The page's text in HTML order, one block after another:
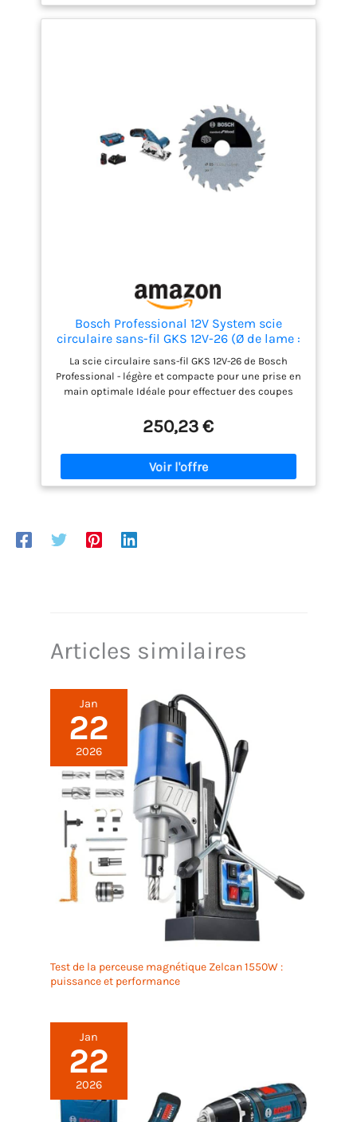
12V-26, adaptateur d’aspiration, clé six pans mâle, 1
Bosch Professional 12V System scie
circulaire sans-fil GKS 12V-26 (Ø de lame :
85 mm, avec 2 batteries 3,0 Ah et
chargeur, dans L-BOXX 136) + 1x Lame de
scie circulaire Standard for Wood
La scie circulaire sans-fil GKS 12V-26 de Bosch
Professional - légère et compacte pour une prise en
main optimale Idéale pour effectuer des coupes
circulaire permet de réaliser des coupes à 90° de
26,5 mm de profondeur et des coupes à 45° à 17 mm
de profondeur Autonomie maximale de la batterie
grce à l'arête de coupe extra fine Coupes nettes et
travail précis avec la denture en carbure de haute
250,23 €
Articles similaires
Jan
22
2026
Test de la perceuse magnétique Zelcan 1550W :
puissance et performance
Jan
22
2026